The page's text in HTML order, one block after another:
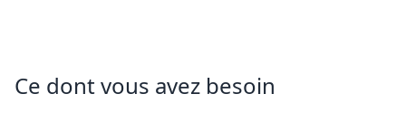
Ce dont vous avez besoin